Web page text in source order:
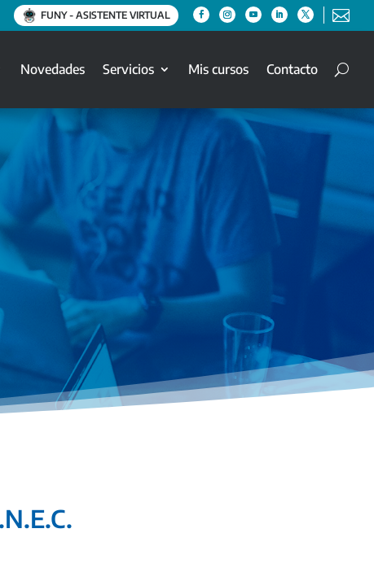
FUNY - ASISTENTE VIRTUAL 
Novedades Servicios Mis cursos Contacto